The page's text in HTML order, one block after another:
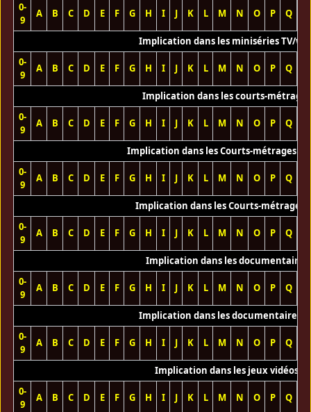
0-
9
A B C D E F G H I J K L M N O P Q
Implication dans les miniséries TV/
0-
9
A B C D E F G H I J K L M N O P Q
Implication dans les courts-métrages
0-
9
A B C D E F G H I J K L M N O P Q
Implication dans les Courts-métrages
0-
9
A B C D E F G H I J K L M N O P Q
Implication dans les Courts-métrages
0-
9
A B C D E F G H I J K L M N O P Q
Implication dans les documentaires
0-
9
A B C D E F G H I J K L M N O P Q
Implication dans les documentaires
0-
9
A B C D E F G H I J K L M N O P Q
Implication dans les jeux vidéos
0-
9
A B C D E F G H I J K L M N O P Q